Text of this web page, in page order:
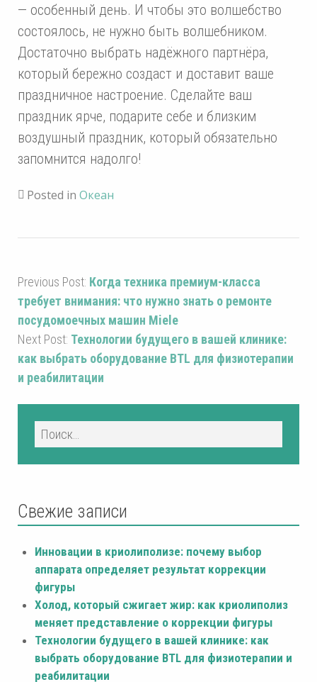
— особенный день. И чтобы это волшебство
состоялось, не нужно быть волшебником.
Достаточно выбрать надёжного партнёра,
который бережно создаст и доставит ваше
праздничное настроение. Сделайте ваш
праздник ярче, подарите себе и близким
воздушный праздник, который обязательно
запомнится надолго!
Posted in Океан
Previous Post: Когда техника премиум-класса
требует внимания: что нужно знать о ремонте
посудомоечных машин Miele
Next Post: Технологии будущего в вашей клинике:
как выбрать оборудование BTL для физиотерапии
и реабилитации
Свежие записи
Инновации в криолиполизе: почему выбор
аппарата определяет результат коррекции
фигуры
Холод, который сжигает жир: как криолиполиз
меняет представление о коррекции фигуры
Технологии будущего в вашей клинике: как
выбрать оборудование BTL для физиотерапии и
реабилитации